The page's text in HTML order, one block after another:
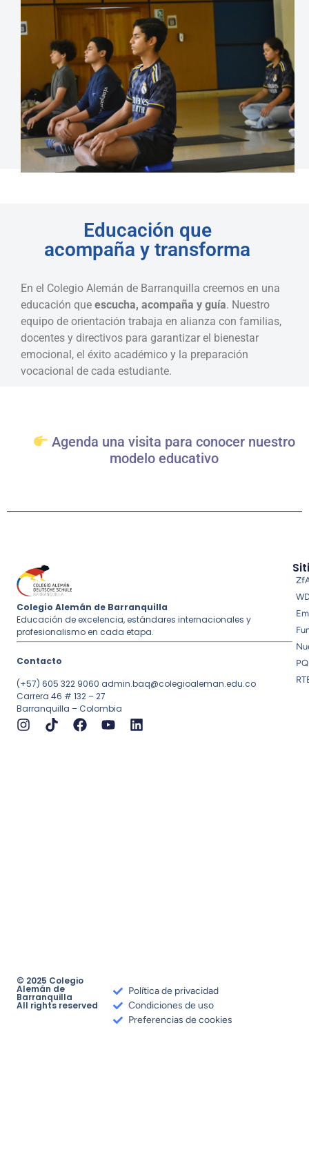
Educación que
acompaña y transforma
En el Colegio Alemán de Barranquilla creemos en una
educación que escucha, acompaña y guía. Nuestro
equipo de orientación trabaja en alianza con familias,
docentes y directivos para garantizar el bienestar
emocional, el éxito académico y la preparación
vocacional de cada estudiante.
Agenda una visita para conocer nuestro
modelo educativo
Colegio Alemán de Barranquilla
Educación de excelencia, estándares internacionales y
profesionalismo en cada etapa.
Contacto
(+57) 605 322 9060 admin.baq@colegioaleman.edu.co
Carrera 46 # 132 – 27
Barranquilla – Colombia
© 2025 Colegio
Alemán de
Barranquilla
All rights reserved
Política de privacidad
Condiciones de uso
Preferencias de cookies